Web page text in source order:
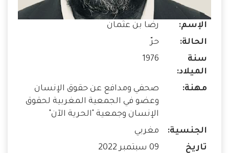
الإسم:
رضا بن عثمان
الحالة:
حرّ
سنة
الميلاد:
1976
مهنة:
صحفي ومدافع عن حقوق الإنسان
وعضو في الجمعية المغربية لحقوق
الإنسان وجمعية "الحرية الآن"
الجنسية:
مغربي
تاريخ
09 سبتمبر 2022